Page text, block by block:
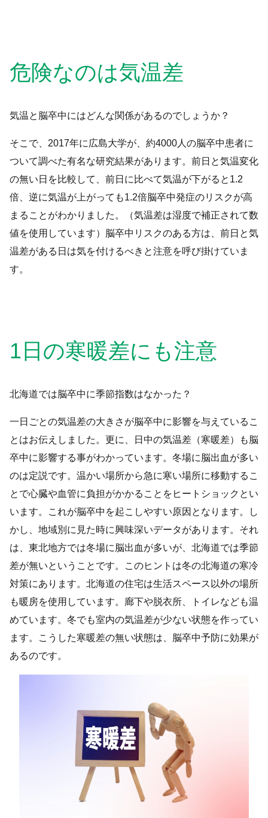
危険なのは気温差
気温と脳卒中にはどんな関係があるのでしょうか？
そこで、2017年に広島大学が、約4000人の脳卒中患者に
ついて調べた有名な研究結果があります。前日と気温変化
の無い日を比較して、前日に比べて気温が下がると1.2
倍、逆に気温が上がっても1.2倍脳卒中発症のリスクが高
まることがわかりました。（気温差は湿度で補正されて数
値を使用しています）脳卒中リスクのある方は、前日と気
温差がある日は気を付けるべきと注意を呼び掛けていま
す。
1日の寒暖差にも注意
北海道では脳卒中に季節指数はなかった？
一日ごとの気温差の大きさが脳卒中に影響を与えているこ
とはお伝えしました。更に、日中の気温差（寒暖差）も脳
卒中に影響する事がわかっています。冬場に脳出血が多い
のは定説です。温かい場所から急に寒い場所に移動するこ
とで心臓や血管に負担がかかることをヒートショックとい
います。これが脳卒中を起こしやすい原因となります。し
かし、地域別に見た時に興味深いデータがあります。それ
は、東北地方では冬場に脳出血が多いが、北海道では季節
差が無いということです。このヒントは冬の北海道の寒冷
対策にあります。北海道の住宅は生活スペース以外の場所
も暖房を使用しています。廊下や脱衣所、トイレなども温
めています。冬でも室内の気温差が少ない状態を作ってい
ます。こうした寒暖差の無い状態は、脳卒中予防に効果が
あるのです。